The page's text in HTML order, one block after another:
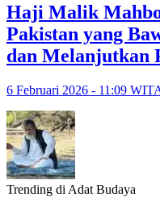
Haji Malik
Pakistan yang
dan Melanjutkan
6 Februari 2026 - 11:09
Trending di Adat Budaya